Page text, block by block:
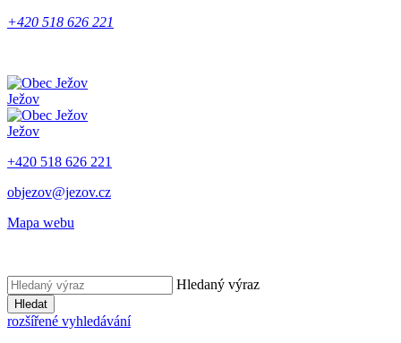
+420 518 626 221
Ježov
Ježov
+420 518 626 221
objezov@jezov.cz
Mapa webu
Hledaný výraz
Hledat
rozšířené vyhledávání